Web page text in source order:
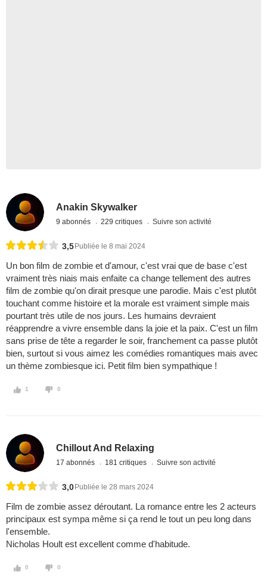
Anakin Skywalker
9 abonnés 229 critiques Suivre son activité
3,5 Publiée le 8 mai 2024
Un bon film de zombie et d'amour, c'est vrai que de base c'est
vraiment très niais mais enfaite ca change tellement des autres
film de zombie qu'on dirait presque une parodie. Mais c'est plutôt
touchant comme histoire et la morale est vraiment simple mais
pourtant très utile de nos jours. Les humains devraient
réapprendre a vivre ensemble dans la joie et la paix. C'est un film
sans prise de tête a regarder le soir, franchement ca passe plutôt
bien, surtout si vous aimez les comédies romantiques mais avec
un thème zombiesque ici. Petit film bien sympathique !
1 0
Chillout And Relaxing
17 abonnés 181 critiques Suivre son activité
3,0 Publiée le 28 mars 2024
Film de zombie assez déroutant. La romance entre les 2 acteurs
principaux est sympa même si ça rend le tout un peu long dans
l'ensemble.
Nicholas Hoult est excellent comme d'habitude.
0 0